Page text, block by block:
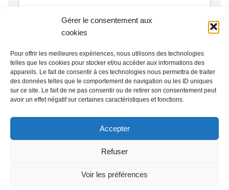
Gérer le consentement aux
cookies
Pour offrir les meilleures expériences, nous utilisons des technologies
telles que les cookies pour stocker et/ou accéder aux informations des
appareils. Le fait de consentir à ces technologies nous permettra de traiter
des données telles que le comportement de navigation ou les ID uniques
sur ce site. Le fait de ne pas consentir ou de retirer son consentement peut
avoir un effet négatif sur certaines caractéristiques et fonctions.
Accepter
Refuser
Voir les préférences